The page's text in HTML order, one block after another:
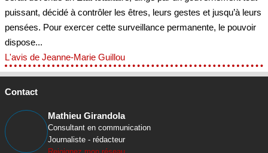
puissant, décidé à contrôler les êtres, leurs gestes et jusqu’à leurs
pensées. Pour exercer cette surveillance permanente, le pouvoir
dispose...
L'avis de Jeanne-Marie Guillou
Contact
Mathieu Girandola
Consultant en communication
Journaliste - rédacteur